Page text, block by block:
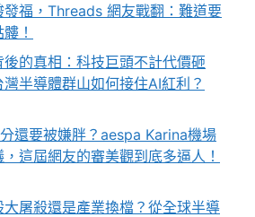
發福，Threads 網友戰翻：難道要
！
後的真相：科技巨頭不計代價砸
灣半導體群山如何接住AI紅利？
還要被嫌胖？aespa Karina機場
，這屆網友的審美觀到底多逼人！
大屠殺還是產業換檔？從全球半導